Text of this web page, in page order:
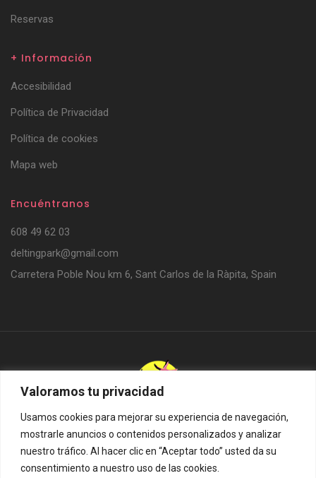
Valoramos tu privacidad
Usamos cookies para mejorar su experiencia de navegación,
mostrarle anuncios o contenidos personalizados y analizar
nuestro tráfico. Al hacer clic en “Aceptar todo” usted da su
consentimiento a nuestro uso de las cookies.
Reservas
+ Información
Accesibilidad
Política de Privacidad
Política de cookies
Mapa web
Encuéntranos
608 49 62 03
deltingpark@gmail.com
Carretera Poble Nou km 6, Sant Carlos de la Ràpita, Spain
Delting Parks SL. © 2024. Todos los derechos reservados.
Diseño web:
Hitech Informàtica